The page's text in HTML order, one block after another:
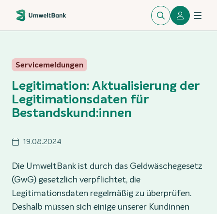
Servicemeldungen
Legitimation: Aktualisierung der
Legitimationsdaten für
Bestandskund:innen
19.08.2024
Die UmweltBank ist durch das Geldwäschegesetz
(GwG) gesetzlich verpflichtet, die
Legitimationsdaten regelmäßig zu überprüfen.
Deshalb müssen sich einige unserer Kundinnen